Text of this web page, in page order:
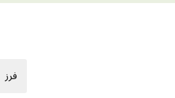
فرز